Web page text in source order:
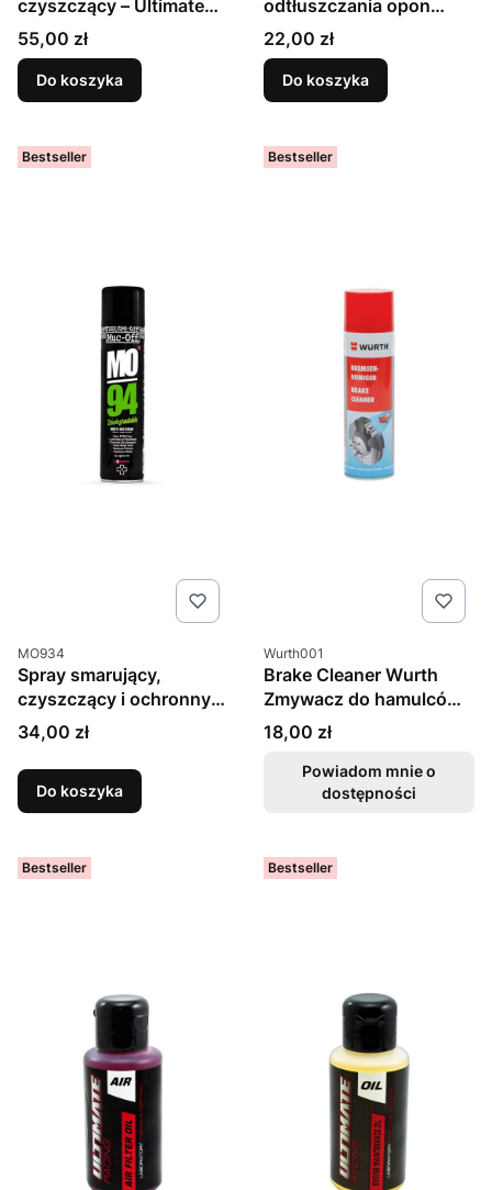
czyszczący – Ultimate
Racing
Cena
55,00 zł
Do koszyka
odtłuszczania opon
Green Tire Cleaner 100
ml – Ultimate Racing
Cena
22,00 zł
Do koszyka
Bestseller
Kod produktu
MO934
Spray smarujący,
czyszczący i ochronny
Muc-Off MO-94 – 400
Cena
34,00 zł
Do koszyka
Bestseller
Kod produktu
Wurth001
Brake Cleaner Wurth
Zmywacz do hamulców
500ml
Cena
18,00 zł
Powiadom mnie o
dostępności
Bestseller Bestseller